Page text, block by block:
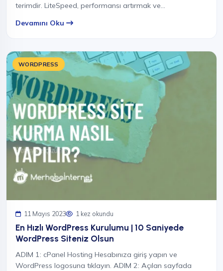
terimdir. LiteSpeed, performansı artırmak ve…
Devamını Oku
WORDPRESS
11 Mayıs 2023 1 kez okundu
En Hızlı WordPress Kurulumu | 10 Saniyede
WordPress Siteniz Olsun
ADIM 1: cPanel Hosting Hesabınıza giriş yapın ve
WordPress logosuna tıklayın. ADIM 2: Açılan sayfada